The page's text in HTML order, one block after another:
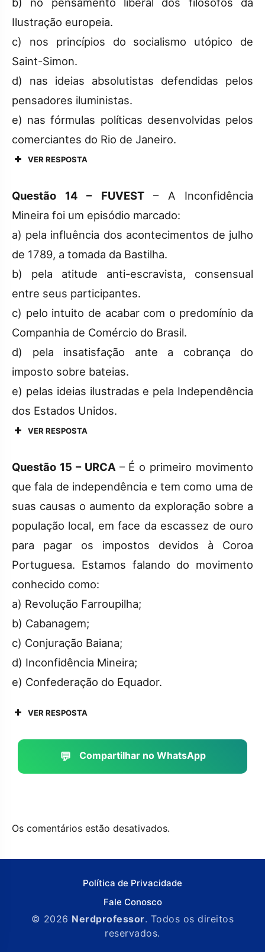
b) no pensamento liberal dos filósofos da
Ilustração europeia.
c) nos princípios do socialismo utópico de
Saint-Simon.
d) nas ideias absolutistas defendidas pelos
pensadores iluministas.
e) nas fórmulas políticas desenvolvidas pelos
comerciantes do Rio de Janeiro.
VER RESPOSTA
Questão 14 – FUVEST – A Inconfidência
Mineira foi um episódio marcado:
a) pela influência dos acontecimentos de julho
de 1789, a tomada da Bastilha.
b) pela atitude anti-escravista, consensual
entre seus participantes.
c) pelo intuito de acabar com o predomínio da
Companhia de Comércio do Brasil.
d) pela insatisfação ante a cobrança do
imposto sobre bateias.
e) pelas ideias ilustradas e pela Independência
dos Estados Unidos.
VER RESPOSTA
Questão 15 – URCA – É o primeiro movimento
que fala de independência e tem como uma de
suas causas o aumento da exploração sobre a
população local, em face da escassez de ouro
para pagar os impostos devidos à Coroa
Portuguesa. Estamos falando do movimento
conhecido como:
a) Revolução Farroupilha;
b) Cabanagem;
c) Conjuração Baiana;
d) Inconfidência Mineira;
e) Confederação do Equador.
VER RESPOSTA
💬 Compartilhar no WhatsApp
Os comentários estão desativados.
Política de Privacidade
Fale Conosco
© 2026 Nerdprofessor. Todos os direitos
reservados.